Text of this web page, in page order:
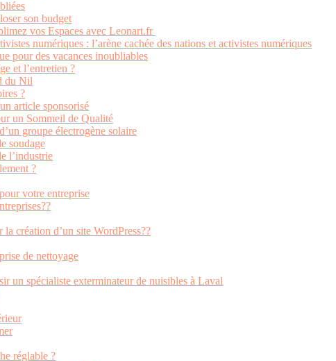
son budget
vos Espaces avec Leonart.fr
numériques : l’arène cachée des nations et activistes numériques
pour des vacances inoubliables
et l’entretien ?
du Nil
?
article sponsorisé
un Sommeil de Qualité
groupe électrogène solaire
soudage
l’industrie
?
votre entreprise
création d’un site WordPress??
de nettoyage
un spécialiste exterminateur de nuisibles à Laval
réglable ?